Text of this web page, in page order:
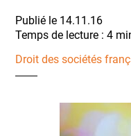
Publié le 14.11.16
Droit des sociétés